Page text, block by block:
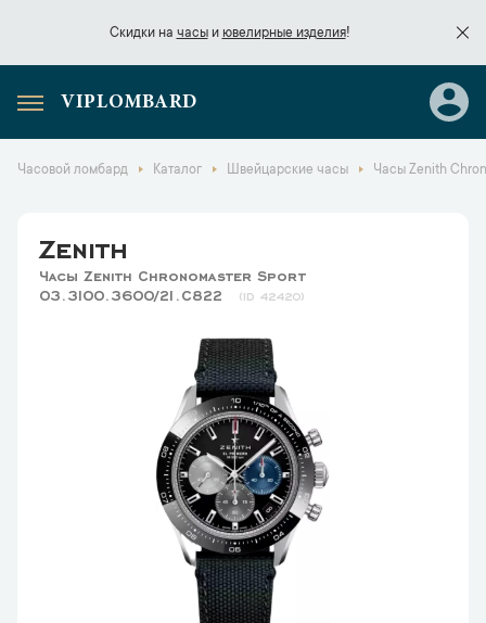
Скидки на часыи ювелирные изделия!
Скидки начасы
VIPLOMBARD
Часовой ломбард Каталог Швейцарские часы Часы Zenith
Zenith
Часы Zenith Chronomaster Sport
03.3100.3600/21.C822
42420